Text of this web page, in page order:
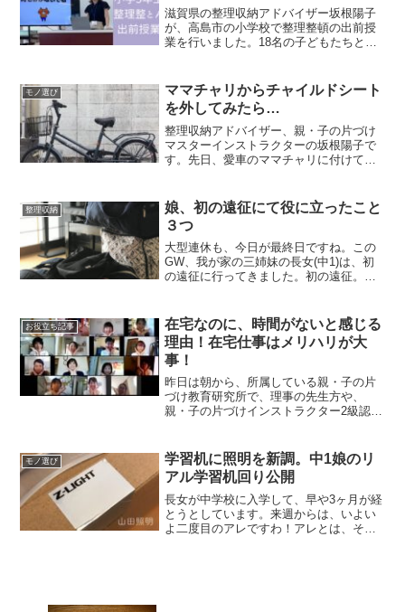
滋賀県の整理収納アドバイザー坂根陽子
が、高島市の小学校で整理整頓の出前授
業を行いました。18名の子どもたちと、
モノ選び
ママチャリからチャイルドシート
を外してみたら…
整理収納アドバイザー、親・子の片づけ
マスターインストラクターの坂根陽子で
す。先日、愛車のママチャリに付けてた
分！！幼稚園送迎でマストだった、子供
乗せ自転車我が家は三姉妹...
整理収納
娘、初の遠征にて役に立ったこと
３つ
大型連休も、今日が最終日ですね。この
GW、我が家の三姉妹の長女(中1)は、初
の遠征に行ってきました。初の遠征。何
が、我が家の三姉妹はバドミントンをや
ってます。ですが、遠...
お役立ち記事
在宅なのに、時間がないと感じる
理由！在宅仕事はメリハリが大
事！
昨日は朝から、所属している親・子の片
づけ教育研究所で、理事の先生方や、
親・子の片づけインストラクター2級認定
た。在宅なのに、なんか時間がないと感
じる理由！在宅仕事は...
モノ選び
学習机に照明を新調。中1娘のリ
アル学習机回り公開
長女が中学校に入学して、早や3ヶ月が経
とうとしています。来週からは、いよい
よ二度目のアレですわ！アレとは、そ